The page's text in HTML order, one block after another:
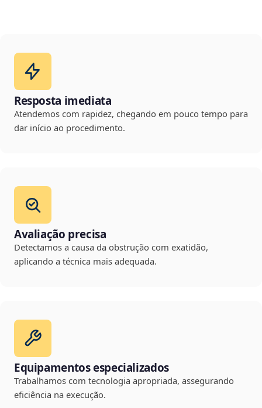
Resposta imediata
Atendemos com rapidez, chegando em pouco tempo para
dar início ao procedimento.
Avaliação precisa
Detectamos a causa da obstrução com exatidão,
aplicando a técnica mais adequada.
Equipamentos especializados
Trabalhamos com tecnologia apropriada, assegurando
eficiência na execução.